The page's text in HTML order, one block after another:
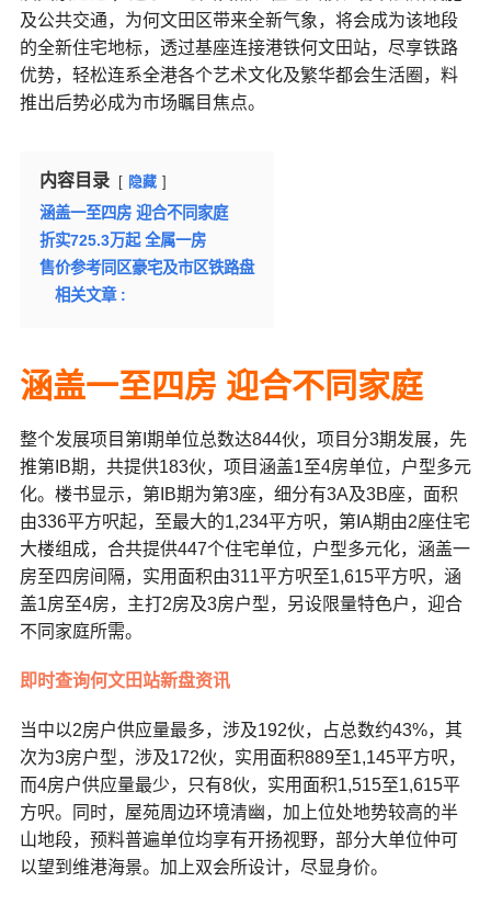
及公共交通，为何文田区带来全新气象，将会成为该地段
的全新住宅地标，透过基座连接港铁何文田站，尽享铁路
优势，轻松连系全港各个艺术文化及繁华都会生活圈，料
推出后势必成为市场瞩目焦点。
内容目录 隐藏
涵盖一至四房 迎合不同家庭
折实725.3万起 全属一房
售价参考同区豪宅及市区铁路盘
相关文章 :
涵盖一至四房 迎合不同家庭
整个发展项目第I期单位总数达844伙，项目分3期发展，先
推第IB期，共提供183伙，项目涵盖1至4房单位，户型多元
化。楼书显示，第IB期为第3座，细分有3A及3B座，面积
由336平方呎起，至最大的1,234平方呎，第IA期由2座住宅
大楼组成，合共提供447个住宅单位，户型多元化，涵盖一
房至四房间隔，实用面积由311平方呎至1,615平方呎，涵
盖1房至4房，主打2房及3房户型，另设限量特色户，迎合
不同家庭所需。
即时查询何文田站新盘资讯
当中以2房户供应量最多，涉及192伙，占总数约43%，其
次为3房户型，涉及172伙，实用面积889至1,145平方呎，
而4房户供应量最少，只有8伙，实用面积1,515至1,615平
方呎。同时， 屋苑周边环境清幽， 加上位处地势较高的半
山地段， 预料普遍单位均享有开扬视野， 部分大单位仲可
以望到维港海景。加上双会所设计，尽显身价。